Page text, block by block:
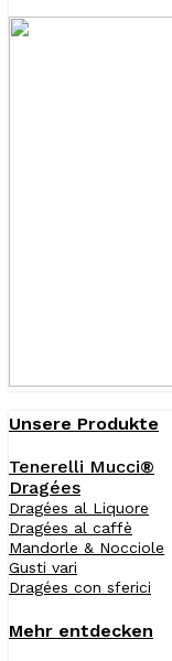
Unsere Produkte
Tenerelli Mucci®
Dragées
Dragées al Liquore
Dragées al caffè
Mandorle & Nocciole
Gusti vari
Dragées con sferici
Mehr entdecken